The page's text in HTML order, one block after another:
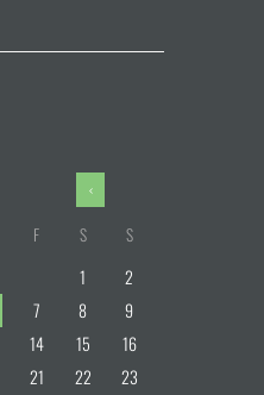
F S S
1
2
7 8
9
14 15
16
21 22
23